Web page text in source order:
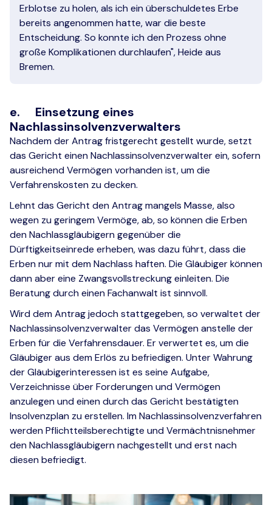
Erblotse zu holen, als ich ein überschuldetes Erbe
bereits angenommen hatte, war die beste
Entscheidung. So konnte ich den Prozess ohne
große Komplikationen durchlaufen", Heide aus
Bremen.
e. Einsetzung eines
Nachlassinsolvenzverwalters
Nachdem der Antrag fristgerecht gestellt wurde, setzt
das Gericht einen Nachlassinsolvenzverwalter ein, sofern
ausreichend Vermögen vorhanden ist, um die
Verfahrenskosten zu decken.
Lehnt das Gericht den Antrag mangels Masse, also
wegen zu geringem Vermöge, ab, so können die Erben
den Nachlassgläubigern gegenüber die
Dürftigkeitseinrede erheben, was dazu führt, dass die
Erben nur mit dem Nachlass haften. Die Gläubiger können
dann aber eine Zwangsvollstreckung einleiten. Die
Beratung durch einen Fachanwalt ist sinnvoll.
Wird dem Antrag jedoch stattgegeben, so verwaltet der
Nachlassinsolvenzverwalter das Vermögen anstelle der
Erben für die Verfahrensdauer. Er verwertet es, um die
Gläubiger aus dem Erlös zu befriedigen. Unter Wahrung
der Gläubigerinteressen ist es seine Aufgabe,
Verzeichnisse über Forderungen und Vermögen
anzulegen und einen durch das Gericht bestätigten
Insolvenzplan zu erstellen. Im Nachlassinsolvenzverfahren
werden Pflichtteilsberechtigte und Vermächtnisnehmer
den Nachlassgläubigern nachgestellt und erst nach
diesen befriedigt.